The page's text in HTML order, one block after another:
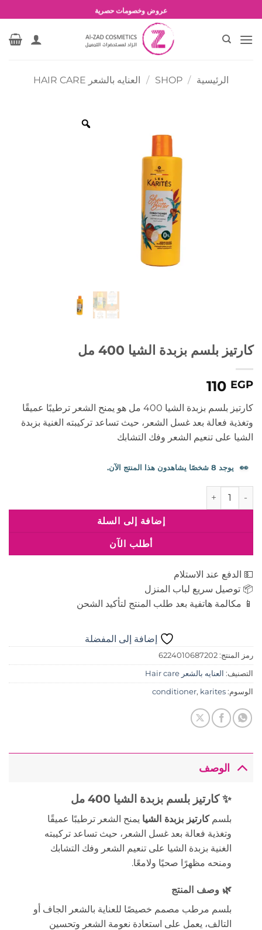
للمحتوى
شحن مجاني للطلبات بقيمة 1500 جنية أو أكثر
عروض وخصومات حصرية
الرئيسية /
SHOP
/ العنايه بالشعر HAIR CARE
كارتيز بلسم بزبدة الشيا 400 مل
110 EGP
كارتيز بلسم بزبدة الشيا 400 مل هو يمنح الشعر ترطيبًا عميقًا
وتغذية فعالة بعد غسل الشعر، حيث تساعد تركيبته الغنية بزبدة
الشيا على تنعيم الشعر وفك التشابك
👀 يوجد 8 شخصًا يشاهدون هذا المنتج الآن.
كمية كارتيز بلسم بزبدة الشيا 400 مل
إضافة إلى السلة
أطلب الآن
💵 الدفع عند الاستلام
📦 توصيل سريع لباب المنزل
📱 مكالمة هاتفية بعد طلب المنتج لتأكيد الشحن
إضافة إلى المفضلة
رمز المنتج: 6224010687202
التصنيف: العنايه بالشعر Hair care
الوسوم: conditioner, karites
الوصف
✨ كارتيز بلسم بزبدة الشيا 400 مل
بلسمكارتيز بزبدة الشيا يمنح الشعر ترطيبًا عميقًا
وتغذية فعالة بعد غسل الشعر، حيث تساعد تركيبته
الغنية بزبدة الشيا على تنعيم الشعر وفك التشابك
ومنحه مظهرًا صحيًا ولامعًا.
🌿 وصف المنتج
بلسم مرطب مصمم خصيصًا للعناية بالشعر الجاف أو
التالف، يعمل على استعادة نعومة الشعر وتحسين